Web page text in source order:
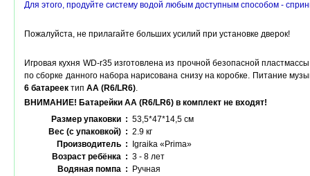
Для этого, продуйте систему водой любым доступным способом -
Пожалуйста, не прилагайте больших усилий при установке дверок!
Игровая кухня WD-r35 изготовлена из прочной безопасной
по сборке данного набора нарисована снизу на коробке. Питание
6 батареек тип AA (R6/LR6).
ВНИМАНИЕ! Батарейки АА (R6/LR6) в комплект не входят!
Размер упаковки : 53,5*47*14,5 см
Вес (с упаковкой) : 2.9 кг
Производитель : Igraika «Prima»
Возраст ребёнка : 3 - 8 лет
Водяная помпа : Ручная